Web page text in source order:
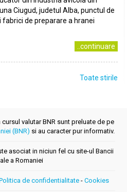
Ciugud, judetul Alba, punctul de
de preparare a hranei
..continuare
Toate stirile
valutar BNR sunt preluate de pe
(BNR) si au caracter pur informativ.
asociat in niciun fel cu site-ul Bancii
a Romaniei
de confidentialitate - Cookies